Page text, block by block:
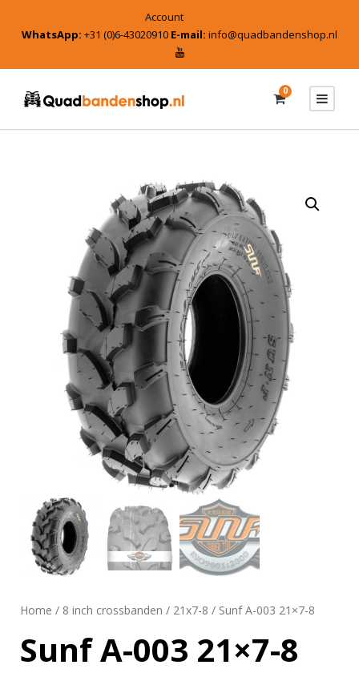
Account
WhatsApp: +31 (0)6-43020910 E-mail: info@quadbandenshop.nl
0
Home / 8 inch crossbanden / 21x7-8 / Sunf A-003 21×7-8
Sunf A-003 21×7-8